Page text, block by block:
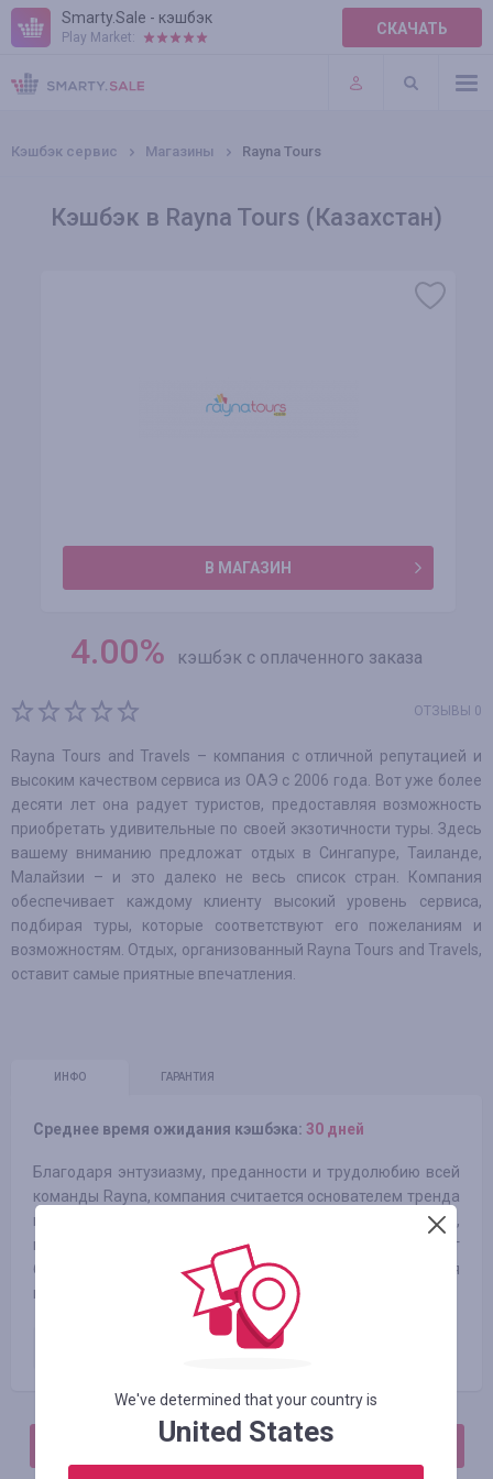
Smarty.Sale - кэшбэк
Play Market: СКАЧАТЬ
ПРАВИЛА
ПЛАГИНЫ
Кэшбэк сервис Магазины Rayna Tours
Кэшбэк в Rayna Tours (Казахстан)
В МАГАЗИН
4.00% кэшбэк с оплаченного заказа
ОТЗЫВЫ 0
Rayna Tours and Travels – компания с отличной репутацией и
высоким качеством сервиса из ОАЭ с 2006 года. Вот уже более
десяти лет она радует туристов, предоставляя возможность
приобретать удивительные по своей экзотичности туры. Здесь
вашему вниманию предложат отдых в Сингапуре, Таиланде,
Малайзии – и это далеко не весь список стран. Компания
обеспечивает каждому клиенту высокий уровень сервиса,
подбирая туры, которые соответствуют его пожеланиям и
возможностям. Отдых, организованный Rayna Tours and Travels,
оставит самые приятные впечатления.
ИНФО ГАРАНТИЯ
Среднее время ожидания кэшбэка: 30 дней
Благодаря энтузиазму, преданности и трудолюбию всей
команды Rayna, компания считается основателем тренда
в сегменте путешествий и туризма. Независимо от того,
куда Вы бы хотела поехать, Rayna гарантирует
безопасность и комфорт на протяжении всего время
прибывания.
АВТОРИЗИРУЙТЕСЬ, ЧТОБЫ ОСТАВИТЬ ОТЗЫВ
We've determined that your country is
United States